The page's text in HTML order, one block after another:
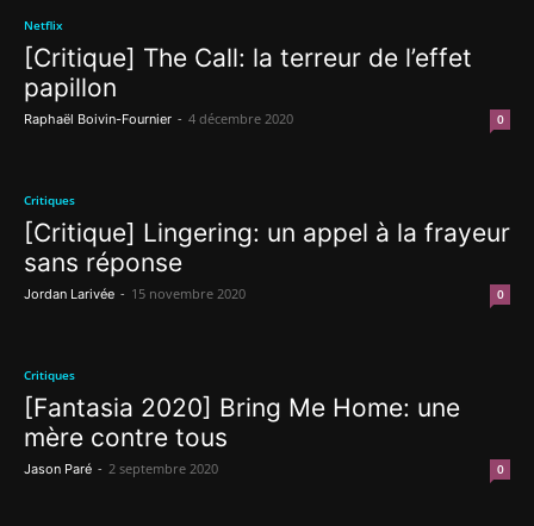
Netflix
[Critique] The Call: la terreur de l’effet
papillon
Raphaël Boivin-Fournier - 4 décembre 2020 0
Critiques
[Critique] Lingering: un appel à la frayeur
sans réponse
Jordan Larivée - 15 novembre 2020 0
Critiques
[Fantasia 2020] Bring Me Home: une
mère contre tous
Jason Paré - 2 septembre 2020 0